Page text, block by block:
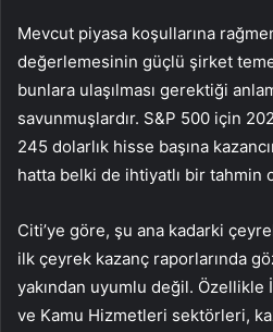
Mevcut piyasa koşullarına
değerlemesinin güçlü şirket
bunlara ulaşılması gerektiği
savunmuşlardır. S&P 500 için
245 dolarlık hisse başına
hatta belki de ihtiyatlı bir tahmin
Citi’ye göre, şu ana kadarki
ilk çeyrek kazanç raporlarında
yakından uyumlu değil.
ve Kamu Hizmetleri sektörleri,